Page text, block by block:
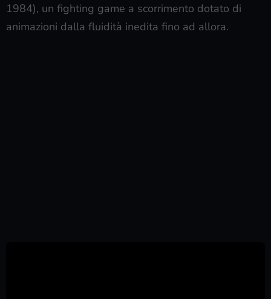
1984), un fighting game a scorrimento dotato di
animazioni dalla fluidità inedita fino ad allora.